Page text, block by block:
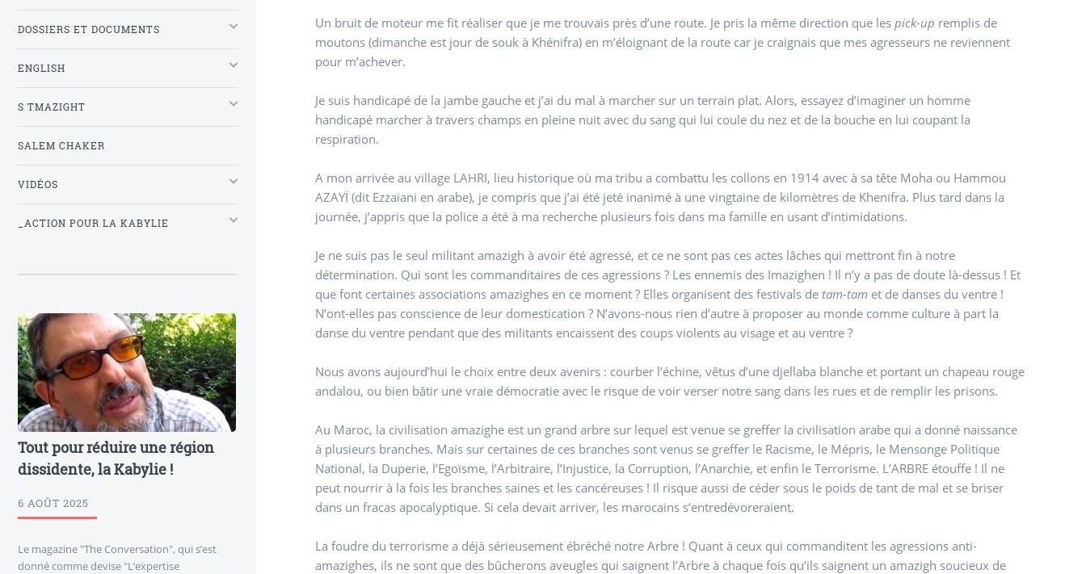
Un bruit de moteur me fit réaliser que je me trouvais près d’une route. Je pris la même direction que lespick-up remplis de
moutons (dimanche est jour de souk à Khénifra) en m’éloignant de la route car je craignais que mes agresseurs ne reviennent
pour m’achever.
Je suis handicapé de la jambe gauche et j’ai du mal à marcher sur un terrain plat. Alors, essayez d’imaginer un homme
handicapé marcher à travers champs en pleine nuit avec du sang qui lui coule du nez et de la bouche en lui coupant la
respiration.
A mon arrivée au village LAHRI, lieu historique où ma tribu a combattu les collons en 1914 avec à sa tête Moha ou Hammou
AZAYÏ (dit Ezzaïani en arabe), je compris que j’ai été jeté inanimé à une vingtaine de kilomètres de Khenifra. Plus tard dans la
journée, j’appris que la police a été à ma recherche plusieurs fois dans ma famille en usant d’intimidations.
Je ne suis pas le seul militant amazigh à avoir été agressé, et ce ne sont pas ces actes lâches qui mettront fin à notre
détermination. Qui sont les commanditaires de ces agressions ? Les ennemis des Imazighen ! Il n’y a pas de doute là-dessus ! Et
que font certaines associations amazighes en ce moment ? Elles organisent des festivals de tam-tam et de danses du ventre !
N’ont-elles pas conscience de leur domestication ? N’avons-nous rien d’autre à proposer au monde comme culture à part la
danse du ventre pendant que des militants encaissent des coups violents au visage et au ventre ?
Nous avons aujourd’hui le choix entre deux avenirs : courber l’échine, vêtus d’une djellaba blanche et portant un chapeau rouge
andalou, ou bien bâtir une vraie démocratie avec le risque de voir verser notre sang dans les rues et de remplir les prisons.
Au Maroc, la civilisation amazighe est un grand arbre sur lequel est venue se greffer la civilisation arabe qui a donné naissance
à plusieurs branches. Mais sur certaines de ces branches sont venus se greffer le Racisme, le Mépris, le Mensonge Politique
National, la Duperie, l’Egoïsme, l’Arbitraire, l’Injustice, la Corruption, l’Anarchie, et enfin le Terrorisme. L’ARBRE étouffe ! Il ne
peut nourrir à la fois les branches saines et les cancéreuses ! Il risque aussi de céder sous le poids de tant de mal et se briser
dans un fracas apocalyptique. Si cela devait arriver, les marocains s’entredévoreraient.
La foudre du terrorisme a déjà sérieusement ébréché notre Arbre ! Quant à ceux qui commanditent les agressions anti-
amazighes, ils ne sont que des bûcherons aveugles qui saignent l’Arbre à chaque fois qu’ils saignent un amazigh soucieux de
DOSSIERS ET DOCUMENTS
ENGLISH
S TMAZIGHT
SALEM CHAKER
VIDÉOS
_ACTION POUR LA KABYLIE
Tout pour réduire une région
dissidente, la Kabylie !
6 AOÛT 2025
Le magazine "The Conversation", qui s’est
donné comme devise "L’expertise